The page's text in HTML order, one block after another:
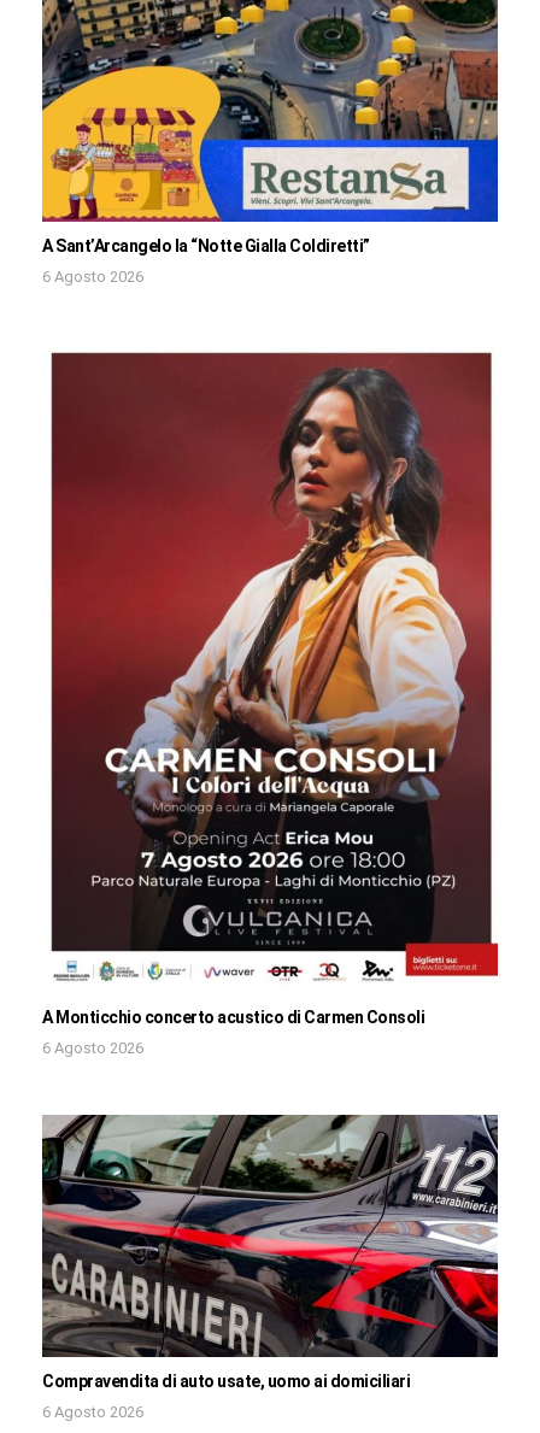
A Sant’Arcangelo la “Notte Gialla Coldiretti”
6 Agosto 2026
A Monticchio concerto acustico di Carmen Consoli
6 Agosto 2026
Compravendita di auto usate, uomo ai domiciliari
6 Agosto 2026